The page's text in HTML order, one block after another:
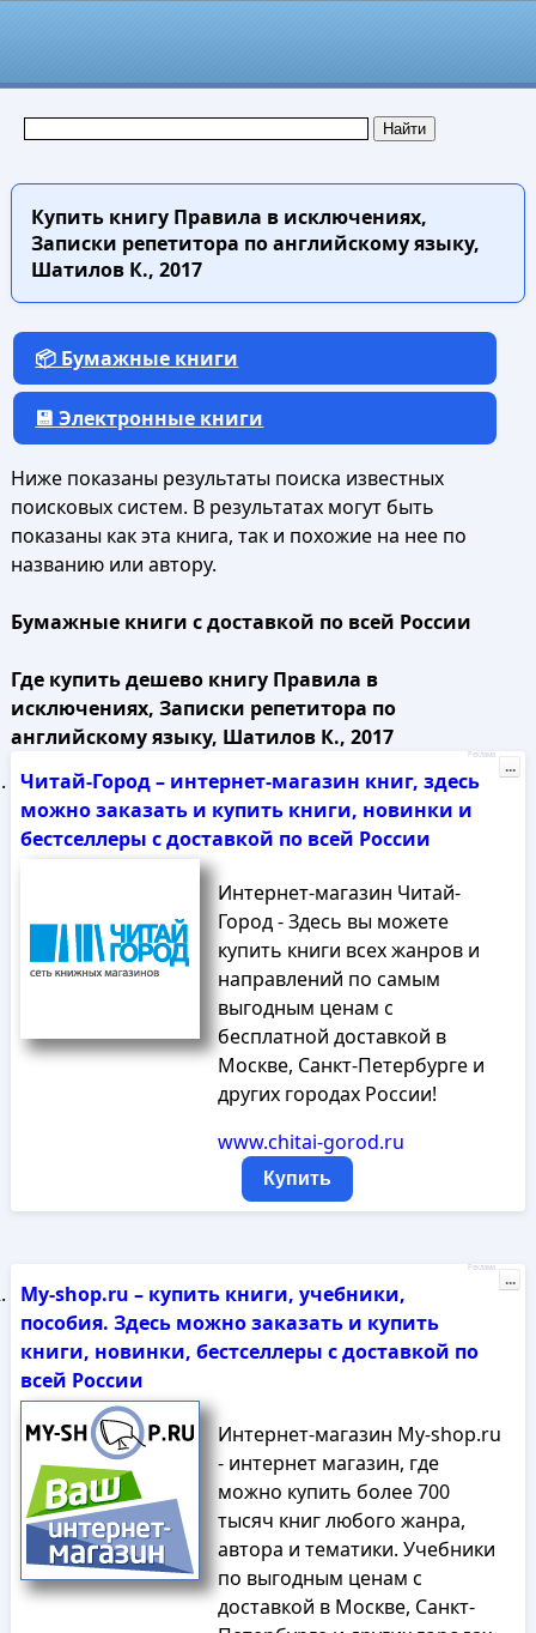
Купить книгуПравила в исключениях,
Записки репетитора по английскому языку,
Шатилов К., 2017
📦 Бумажные книги
💾 Электронные книги
Ниже показаны результаты поиска известных
поисковых систем. В результатах могут быть
показаны как эта книга, так и похожие на нее по
названию или автору.
Бумажные книги с доставкой по всей России
Где купить дешево книгу Правила в
исключениях, Записки репетитора по
английскому языку, Шатилов К., 2017
Читай-Город – интернет-магазин книг, здесь
можно заказать и купить книги, новинки и
бестселлеры с доставкой по всей России
Интернет-магазин Читай-
Город - Здесь вы можете
купить книги всех жанров и
направлений по самым
выгодным ценам с
бесплатной доставкой в
Москве, Санкт-Петербурге и
других городах России!
www.chitai-gorod.ru
Купить
Реклама
...
My-shop.ru – купить книги, учебники,
пособия. Здесь можно заказать и купить
книги, новинки, бестселлеры с доставкой по
всей России
Интернет-магазин My-shop.ru
- интернет магазин, где
можно купить более 700
тысяч книг любого жанра,
автора и тематики. Учебники
по выгодным ценам с
доставкой в Москве, Санкт-
Реклама
...